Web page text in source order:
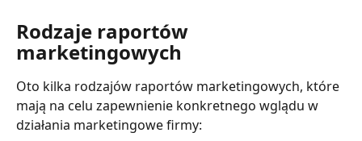
Rodzaje raportów
marketingowych
Oto kilka rodzajów raportów marketingowych, które
mają na celu zapewnienie konkretnego wglądu w
działania marketingowe firmy: